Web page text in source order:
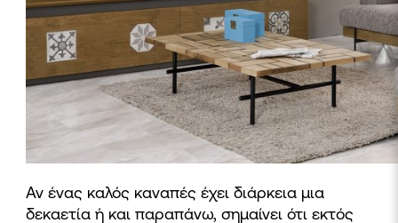
Αν ένας καλός καναπές έχει διάρκεια μια
δεκαετία ή και παραπάνω, σημαίνει ότι εκτός